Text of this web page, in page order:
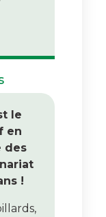
le
en
des
!